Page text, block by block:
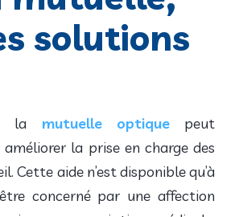
solutions
la mutuelle optiquepeut
la prise en charge des
Cette aide n’est disponible qu’à
concerné par une affection